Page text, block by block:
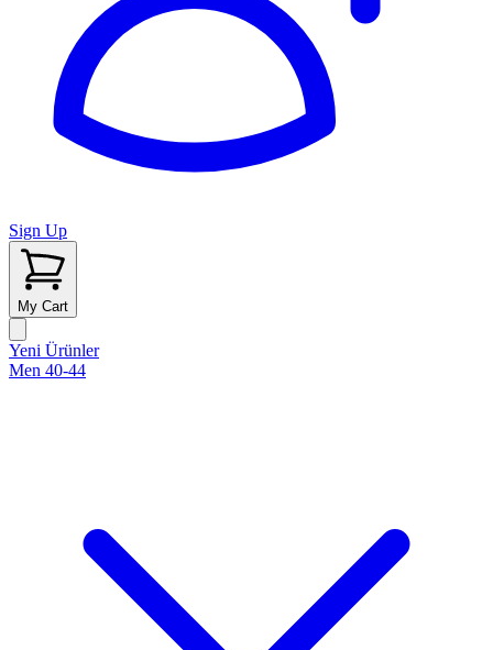
Sign Up
My Cart
Yeni Ürünler
Men 40-44